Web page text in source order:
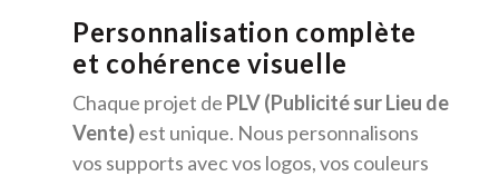
Personnalisation complète
et cohérence visuelle
Chaque projet de PLV (Publicité sur Lieu de
Vente)est unique. Nous personnalisons
vos supports avec vos logos, vos couleurs